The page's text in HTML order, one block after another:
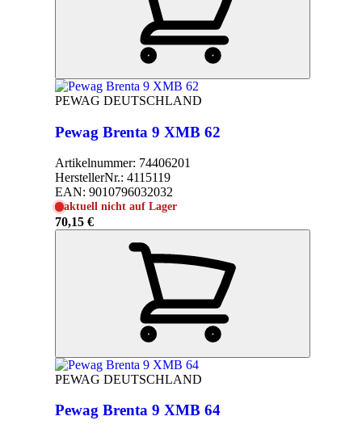
PEWAG DEUTSCHLAND
Pewag Brenta 9 XMB 62
Artikelnummer: 74406201
HerstellerNr.: 4115119
EAN: 9010796032032
aktuell nicht auf Lager
70,15 €
PEWAG DEUTSCHLAND
Pewag Brenta 9 XMB 64